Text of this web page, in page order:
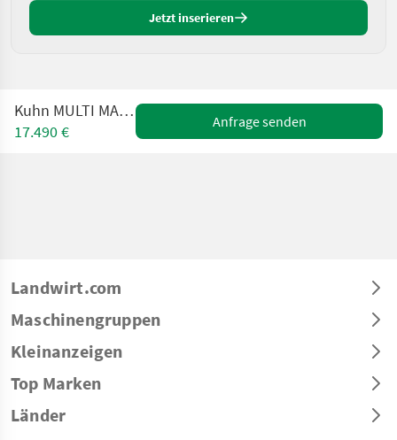
Jetzt inserieren
Kuhn MULTI MASTER 113 4T
17.490 €
Anfrage senden
Landwirt.com
Maschinengruppen
Kleinanzeigen
Top Marken
Länder